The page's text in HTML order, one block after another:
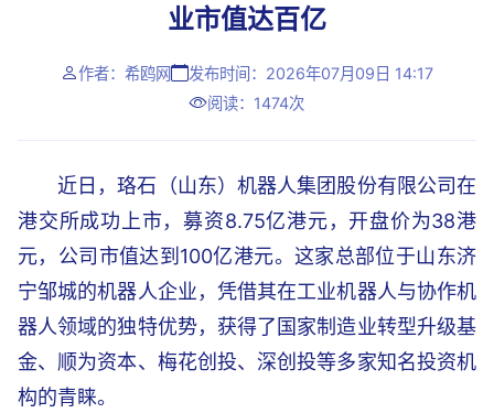
业市值达百亿
作者：希鸥网
发布时间：2026年07月09日 14:17
阅读：1474次
近日，珞石（山东）机器人集团股份有限公司在
港交所成功上市，募资8.75亿港元，开盘价为38港
元，公司市值达到100亿港元。这家总部位于山东济
宁邹城的机器人企业，凭借其在工业机器人与协作机
器人领域的独特优势，获得了国家制造业转型升级基
金、顺为资本、梅花创投、深创投等多家知名投资机
构的青睐。